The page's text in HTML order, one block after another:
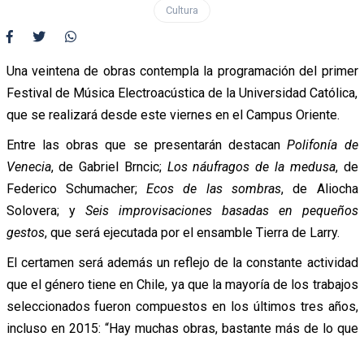
Cultura
Una veintena de obras contempla la programación del primer
Festival de Música Electroacústica de la Universidad Católica,
que se realizará desde este viernes en el Campus Oriente.
Entre las obras que se presentarán destacanPolifonía de
Venecia, de Gabriel Brncic; Los náufragos de la medusa, de
Federico Schumacher;Ecos de las sombras, de Aliocha
Solovera; y Seis improvisaciones basadas en pequeños
gestos, que será ejecutada por el ensamble Tierra de Larry.
El certamen será además un reflejo de la constante actividad
que el género tiene en Chile, ya que la mayoría de los trabajos
seleccionados fueron compuestos en los últimos tres años,
incluso en 2015: “Hay muchas obras, bastante más de lo que